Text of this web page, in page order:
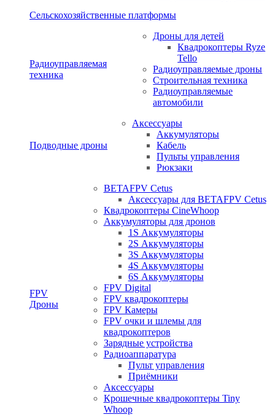
Сельскохозяйственные платформы
Радиоуправляемая
техника
Дроны для детей
Квадрокоптеры Ryze
Tello
Радиоуправляемые дроны
Строительная техника
Радиоуправляемые
автомобили
Подводные дроны
Аксессуары
Аккумуляторы
Кабель
Пульты управления
Рюкзаки
FPV
Дроны
BETAFPV Cetus
Аксессуары для BETAFPV Cetus
Квадрокоптеры CineWhoop
Аккумуляторы для дронов
1S Аккумуляторы
2S Аккумуляторы
3S Аккумуляторы
4S Аккумуляторы
6S Аккумуляторы
FPV Digital
FPV квадрокоптеры
FPV Камеры
FPV очки и шлемы для
квадрокоптеров
Зарядные устройства
Радиоаппаратура
Пульт управления
Приёмники
Аксессуары
Крошечные квадрокоптеры Tiny
Whoop